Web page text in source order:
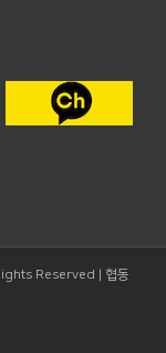
Reserved | 협동